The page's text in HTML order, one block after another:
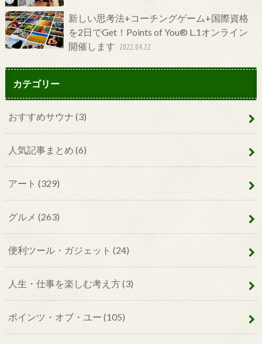
新しい思考法+コーチングゲーム+国際資格
を2日でGet！Points of You® L.1オンライン
開催します 2022.04.22
カテゴリー
おすすめサウナ (3)
人気記事まとめ (6)
アート (329)
グルメ (263)
便利ツール・ガジェット (24)
人生・仕事を楽しむ考え方(3)
ポインツ・オブ・ユー (105)